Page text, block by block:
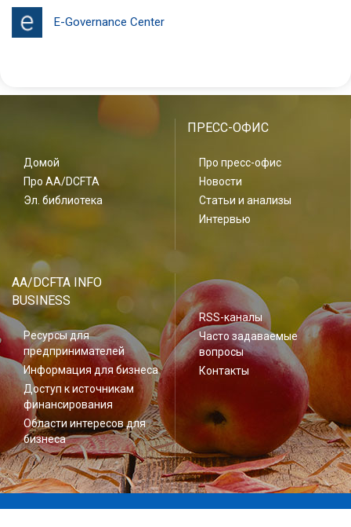
E-Governance Center
Домой
Про AA/DCFTA
Эл. библиотека
ПРЕСС-ОФИС
Про пресс-офис
Новости
Статьи и анализы
Интервью
AA/DCFTA INFO
BUSINESS
Ресурсы для
предпринимателей
Информация для бизнеса
Доступ к источникам
финансирования
Области интересов для
бизнеса
RSS-каналы
Часто задаваемые
вопросы
Контакты